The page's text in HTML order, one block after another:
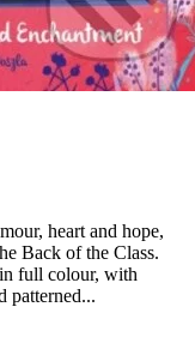
heart and hope,
Back of the Class.
full colour, with
patterned...